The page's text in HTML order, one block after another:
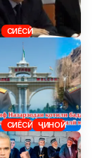
СИЁСӢ
СИЁСӢ ҶИНОӢ